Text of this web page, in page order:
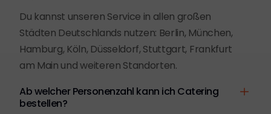
Du kannst unseren Service in allen großen
Städten Deutschlands nutzen: Berlin, München,
Hamburg, Köln, Düsseldorf, Stuttgart, Frankfurt
am Main und weiteren Standorten.
Ab welcher Personenzahl kann ich Catering
bestellen?